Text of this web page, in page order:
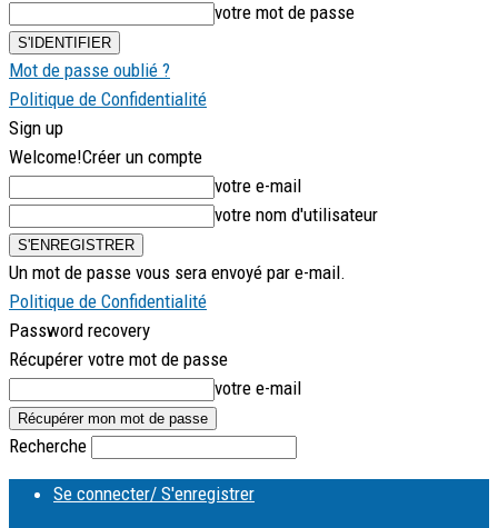
votre mot de passe
Mot de passe oublié ?
Politique de Confidentialité
Sign up
Welcome!Créer un compte
votre e-mail
votre nom d'utilisateur
Un mot de passe vous sera envoyé par e-mail.
Politique de Confidentialité
Password recovery
Récupérer votre mot de passe
votre e-mail
Recherche
Se connecter/ S'enregistrer